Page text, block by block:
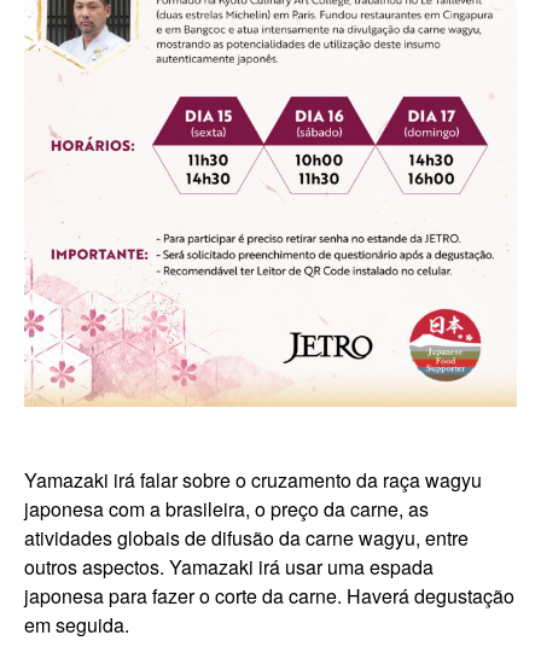
Yamazaki irá falar sobre o cruzamento da raça wagyu
japonesa com a brasileira, o preço da carne, as
atividades globais de difusão da carne wagyu, entre
outros aspectos. Yamazaki irá usar uma espada
japonesa para fazer o corte da carne. Haverá degustação
em seguida.